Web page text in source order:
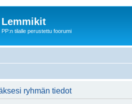
Lemmikit
PP:n tilalle perustettu foorumi
ryhmän tiedot